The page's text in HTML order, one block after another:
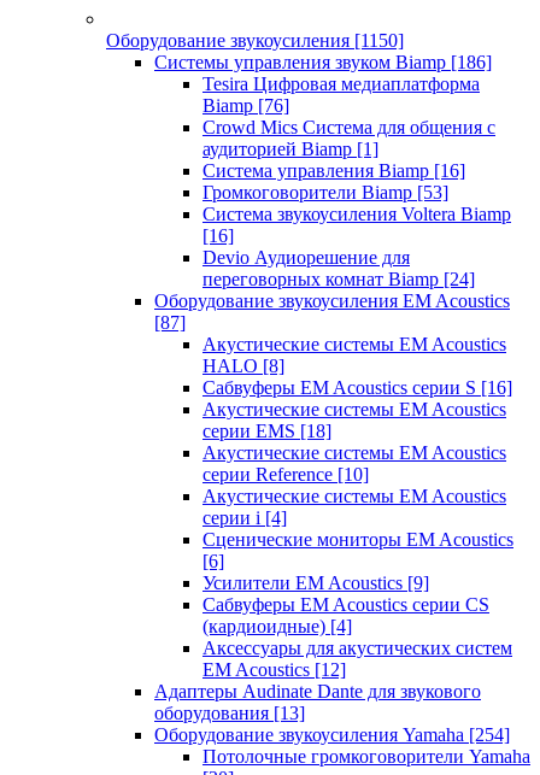
Оборудование звукоусиления [1150]
Системы управления звуком Biamp [186]
Tesira Цифровая медиаплатформа
Biamp [76]
Crowd Mics Система для общения с
аудиторией Biamp [1]
Система управления Biamp [16]
Громкоговорители Biamp [53]
Система звукоусиления Voltera Biamp
[16]
Devio Аудиорешение для
переговорных комнат Biamp [24]
Оборудование звукоусиления EM Acoustics
[87]
Акустические системы EM Acoustics
HALO [8]
Сабвуферы EM Acoustics серии S [16]
Акустические системы EM Acoustics
серии EMS [18]
Акустические системы EM Acoustics
серии Reference [10]
Акустические системы EM Acoustics
серии i [4]
Сценические мониторы EM Acoustics
[6]
Усилители EM Acoustics [9]
Сабвуферы EM Acoustics серии CS
(кардиоидные) [4]
Аксессуары для акустических систем
EM Acoustics [12]
Адаптеры Audinate Dante для звукового
оборудования [13]
Оборудование звукоусиления Yamaha [254]
Потолочные громкоговорители Yamaha